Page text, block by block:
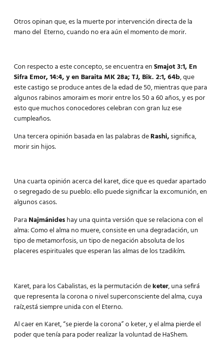
Otros opinan que, es la muerte por intervención directa de la
mano del Eterno, cuando no era aún el momento de morir.
Con respecto a este concepto, se encuentra enSmajot 3:1, En
Sifra Emor, 14:4, y en Baraita MK 28a; TJ, Bik. 2:1, 64b, que
este castigo se produce antes de la edad de 50, mientras que para
algunos rabinos amoraim es morir entre los 50 a 60 años, y es por
esto que muchos conocedores celebran con gran luz ese
cumpleaños.
Una tercera opinión basada en las palabras deRashi,significa,
morir sin hijos.
Una cuarta opinión acerca del karet, dice que es quedar apartado
o segregado de su pueblo: ello puede significar la excomunión, en
algunos casos.
Para Najmánideshay una quinta versión que se relaciona con el
alma: Como el alma no muere, consiste en una degradación, un
tipo de metamorfosis, un tipo de negación absoluta de los
placeres espirituales que esperan las almas de los tzadikím.
Karet, para los Cabalistas, es la permutación deketer, una sefirá
que representa la corona o nivel superconsciente del alma, cuya
raíz,está siempre unida con el Eterno.
Al caer en Karet, “se pierde la corona” o keter, y el alma pierde el
poder que tenía para poder realizar la voluntad de HaShem.